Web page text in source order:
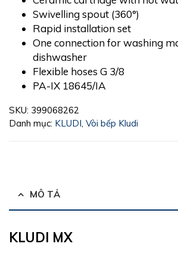
Swivelling spout (360°)
Rapid installation set
One connection for washing
dishwasher
Flexible hoses G 3/8
PA-IX 18645/IA
SKU: 399068262
Danh mục: KLUDI Vòi bếp Kludi
MÔ TẢ
KLUDI MX